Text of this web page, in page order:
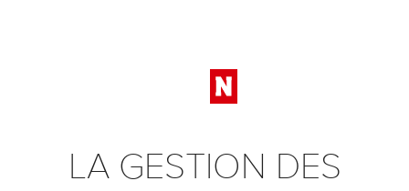
LA GESTION DES